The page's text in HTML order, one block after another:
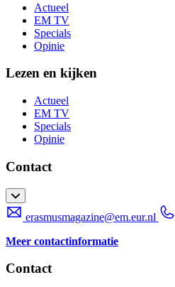
Actueel
EM TV
Specials
Opinie
Lezen en kijken
Actueel
EM TV
Specials
Opinie
Contact
erasmusmagazine@em.eur.nl
Meer contactinformatie
Contact